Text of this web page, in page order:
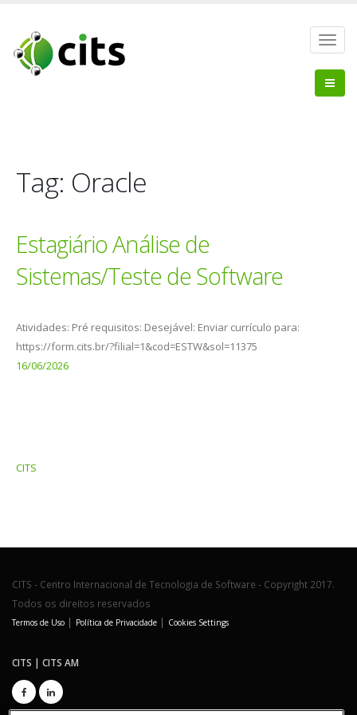
conteúdo
Tag: Oracle
Estagiário Análise de
Sistemas/Teste de Software
Atividades: Pré requisitos: Desejável: Enviar currículo para:
https://form.cits.br/?filial=1&cod=ESTW&sol=11375
16/06/2026
CITS
CITS - Centro Internacional de Tecnologia de Software - Copyright 2017.
Todos os direitos reservados
Termos de Uso | Política de Privacidade | Cookies Settings
CITS | CITS AM